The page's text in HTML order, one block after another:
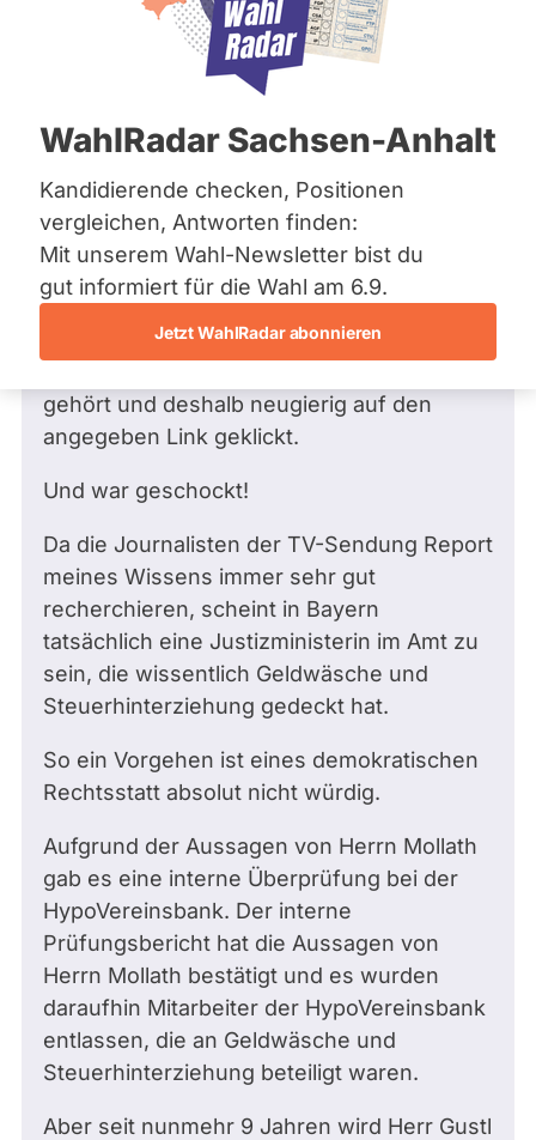
Bremen
Hamburg
Mecklenburg-Vorpommern
Nordrhein-Westfalen
Saarland
Sachsen
Sachsen-Anhalt
Sachsen-Anhalt
Schleswig-Holstein
Thüringen
Archiv
Über uns
WahlRadar Sachsen-Anhalt
Kandidierende checken, Positionen
vergleichen, Antworten finden:
Mit unserem Wahl-Newsletter bist du
gut informiert für die Wahl am 6.9.
Jetzt WahlRadar abonnieren
weil
aktive
16.11.2012
Frage an Michael Fuchs von Sina B.
bezüglich Gesellschaftspolitik, soziale
Gruppen
Sehr geehrter Herr Abgeordneter Dr. Fuchs
In einem Forum berichtete das
Forumsmitglied fxe1200 über einen Mann,
Herrn Gustl Mollath.
gehört und deshalb neugierig auf den
angegeben Link geklickt.
Und war geschockt!
Da die Journalisten der TV-Sendung Report
meines Wissens immer sehr gut
recherchieren, scheint in Bayern
tatsächlich eine Justizministerin im Amt zu
sein, die wissentlich Geldwäsche und
Steuerhinterziehung gedeckt hat.
So ein Vorgehen ist eines demokratischen
Rechtsstatt absolut nicht würdig.
Aufgrund der Aussagen von Herrn Mollath
gab es eine interne Überprüfung bei der
HypoVereinsbank. Der interne
Prüfungsbericht hat die Aussagen von
Herrn Mollath bestätigt und es wurden
daraufhin Mitarbeiter der HypoVereinsbank
entlassen, die an Geldwäsche und
Steuerhinterziehung beteiligt waren.
Aber seit nunmehr 9 Jahren wird Herr Gustl